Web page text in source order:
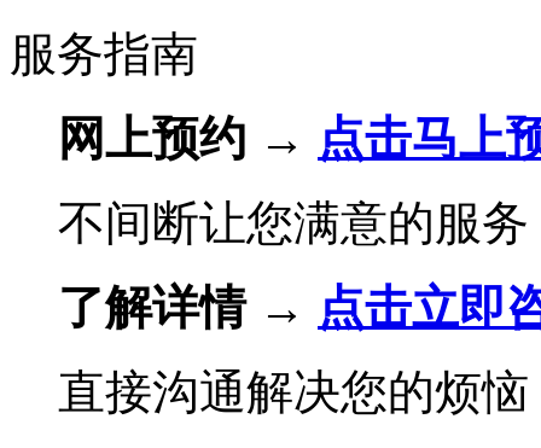
服务指南
网上预约 → 点击马上
不间断让您满意的服务
了解详情 → 点击立即
直接沟通解决您的烦恼